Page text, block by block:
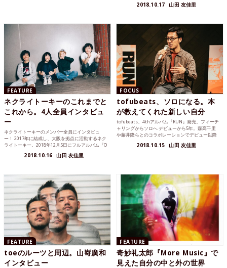
2018.10.17 山田 友佳里
FEATURE
ネクライトーキーのこれまでと
これから。4人全員インタビュ
ー
ネクライトーキーのメンバー全員にインタビュ
ー！ 2017年に結成し、大阪を拠点に活動するネク
ライトーキー。2018年12月5日にフルアルバム『O
2018.10.16 山田 友佳里
FOCUS
tofubeats、ソロになる。本
が教えてくれた新しい自分
tofubeats、4thアルバム『RUN』発売。フィーチ
ャリングからソロへ デビューから5年。森高千里
や藤井隆らとのコラボレーションでデビュー以降
2018.10.15 山田 友佳里
FEATURE
toeのルーツと周辺。山㟢廣和
インタビュー
FEATURE
奇妙礼太郎『More Music』で
見えた自分の中と外の世界